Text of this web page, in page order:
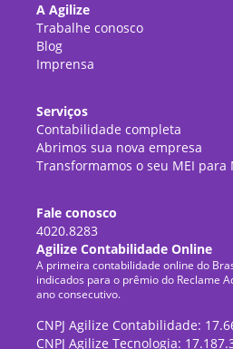
A Agilize
Trabalhe conosco
Blog
Imprensa
Serviços
Contabilidade completa
Abrimos sua nova empresa
Transformamos o seu MEI para
Fale conosco
4020.8283
Agilize Contabilidade Online
A primeira contabilidade online do
indicados para o prêmio do Reclame
ano consecutivo.
CNPJ Agilize Contabilidade:
CNPJ Agilize Tecnologia: